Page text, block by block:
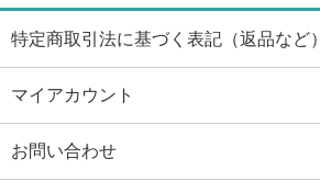
特定商取引法に基づく表記（返品など）
マイアカウント
お問い合わせ